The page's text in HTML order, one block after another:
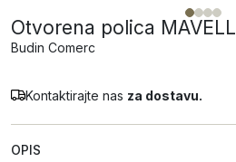
Otvorena polica MAVELL
Budin Comerc
Kontaktirajte nas za dostavu.
OPIS